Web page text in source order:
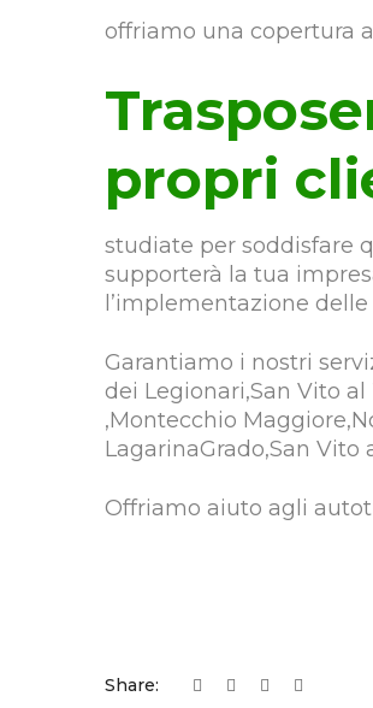
offriamo una copertura
propri
studiate per soddisfare
supporterà la tua
l’implementazione
Garantiamo i nostri
dei Legionari,San Vito
,Montecchio
LagarinaGrado,San Vito
Offriamo aiuto agli
Share: